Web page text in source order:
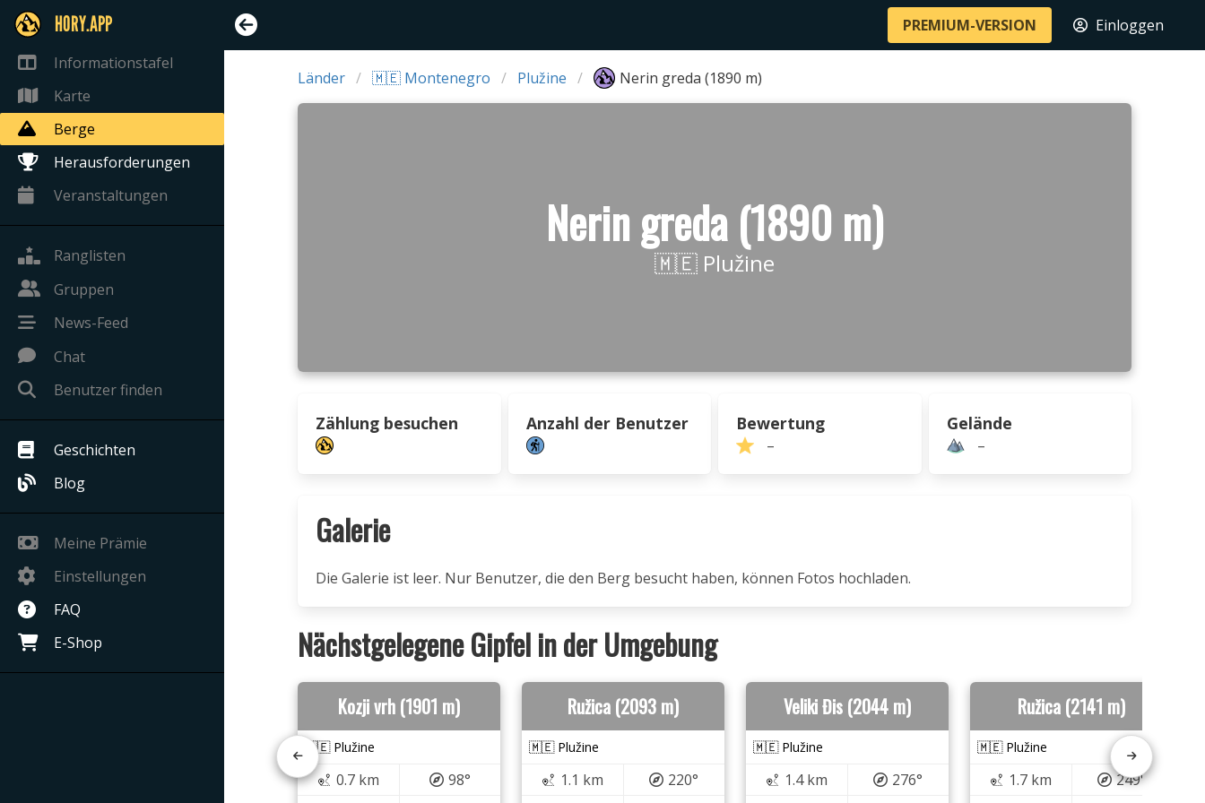
HORY.APP
Informationstafel
Karte
Berge
Herausforderungen
Veranstaltungen
Ranglisten
Gruppen
News-Feed
Chat
Benutzer finden
Geschichten
Blog
Meine Prämie
Einstellungen
FAQ
E-Shop
PREMIUM-VERSION Einloggen
Länder 🇲🇪 Montenegro Plužine Nerin greda (1890 m)
Nerin greda (1890 m)
🇲🇪 Plužine
Zählung besuchen Anzahl der Benutzer Bewertung
–
Gelände
–
Galerie
Die Galerie ist leer. Nur Benutzer, die den Berg besucht haben, können Fotos hochladen.
Nächstgelegene Gipfel in der Umgebung
Kozji vrh (1901 m)
🇲🇪 Plužine
0.7 km
98°
Ružica (2093 m)
🇲🇪 Plužine
1.1 km
220°
Veliki Đis (2044 m)
🇲🇪 Plužine
1.4 km
276°
Ružica (2141 m)
🇲🇪 Plužine
1.7 km
249°